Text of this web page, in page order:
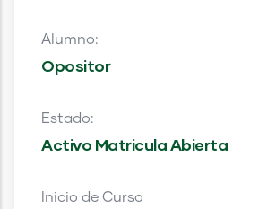
Alumno:
Opositor
Estado:
Activo Matricula Abierta
Inicio de Curso